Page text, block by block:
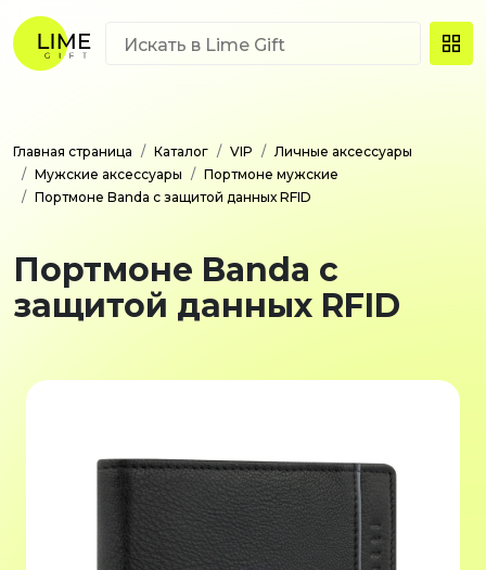
Главная страница Каталог VIP
Личные аксессуары
Мужские аксессуары
Портмоне мужские
Портмоне Banda с защитой данных RFID
Портмоне Banda с
защитой данных RFID